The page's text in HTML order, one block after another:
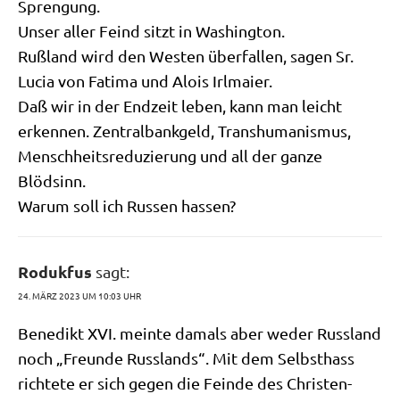
Sprengung.
Unser aller Feind sitzt in Washington.
Ruß­land wird den Westen über­fal­len, sagen Sr.
Lucia von Fati­ma und Alo­is Irlmaier.
Daß wir in der End­zeit leben, kann man leicht
erken­nen. Zen­tral­bank­geld, Trans­hu­ma­nis­mus,
Mensch­heits­re­du­zie­rung und all der gan­ze
Blödsinn.
War­um soll ich Rus­sen hassen?
Rodukfus sagt:
24. MÄRZ 2023 UM 10:03 UHR
Bene­dikt XVI. mein­te damals aber weder Russ­land
noch „Freun­de Russ­lands“. Mit dem Selbst­hass
rich­te­te er sich gegen die Fein­de des Chri­sten­